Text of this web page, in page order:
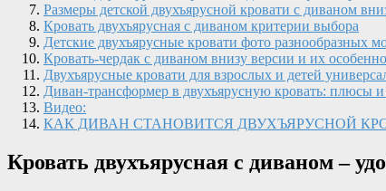
Размеры детской двухъярусной кровати с диваном
Кровать двухъярусная с диваном критерии выбора
Детские двухъярусные кровати фото разнообразных
Кровать-чердак с диваном внизу версии и их
Двухъярусные кровати для взрослых и детей
Диван-трансформер в двухъярусную кровать: плюсы
Видео:
КАК ДИВАН СТАНОВИТСЯ ДВУХЪЯРУСНОЙ
Кровать двухъярусная с диваном –